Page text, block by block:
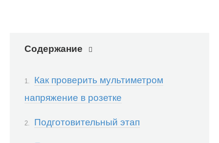
Содержание
Как проверить мультиметром
напряжение в розетке
Подготовительный этап